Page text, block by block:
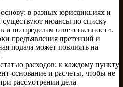
в разных юрисдикциях и
существуют нюансы по списку
и по пределам ответственности.
предъявления претензий и
подача может повлиять на
расходов: к каждому пункту
основание и расчеты, чтобы не
рассмотрении дела.